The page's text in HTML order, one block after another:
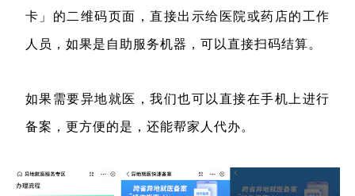
卡」的二维码页面，直接出示给医院或药店的工作
人员，如果是自助服务机器，可以直接扫码结算。
如果需要异地就医，我们也可以直接在手机上进行
备案，更方便的是，还能帮家人代办。